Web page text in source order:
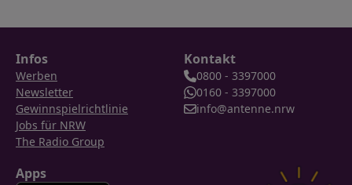
Infos
Werben
Newsletter
Gewinnspielrichtlinie
Jobs für NRW
The Radio Group
Kontakt
0800 - 3397000
0160 - 3397000
info@antenne.nrw
Apps